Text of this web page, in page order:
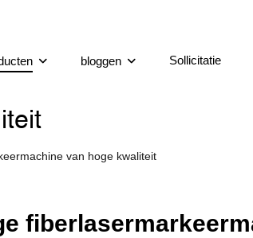
bloggen Sollicitatie
van hoge kwaliteit